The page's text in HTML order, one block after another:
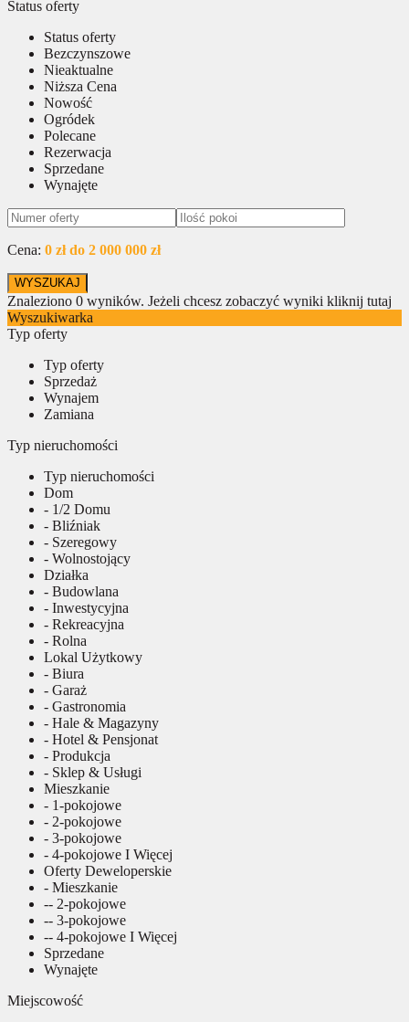
Status oferty
Status oferty
Bezczynszowe
Nieaktualne
Niższa Cena
Nowość
Ogródek
Polecane
Rezerwacja
Sprzedane
Wynajęte
Cena: 0 zł do 2 000 000 zł
Znaleziono 0 wyników. Jeżeli chcesz zobaczyć wyniki kliknij tutaj
Wyszukiwarka
Typ oferty
Typ oferty
Sprzedaż
Wynajem
Zamiana
Typ nieruchomości
Typ nieruchomości
Dom
- 1/2 Domu
- Bliźniak
- Szeregowy
- Wolnostojący
Działka
- Budowlana
- Inwestycyjna
- Rekreacyjna
- Rolna
Lokal Użytkowy
- Biura
- Garaż
- Gastronomia
- Hale & Magazyny
- Hotel & Pensjonat
- Produkcja
- Sklep & Usługi
Mieszkanie
- 1-pokojowe
- 2-pokojowe
- 3-pokojowe
- 4-pokojowe I Więcej
Oferty Deweloperskie
- Mieszkanie
-- 2-pokojowe
-- 3-pokojowe
-- 4-pokojowe I Więcej
Sprzedane
Wynajęte
Miejscowość